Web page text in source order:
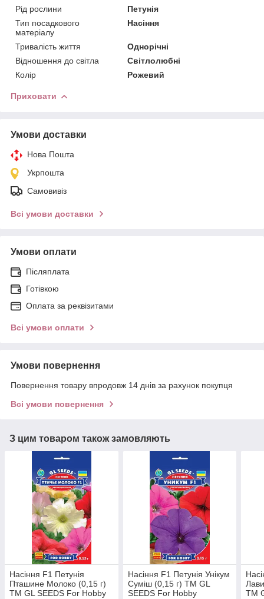
Рід рослини
Петунія
Тип посадкового
матеріалу
Насіння
Тривалість життя
Однорічні
Відношення до світла
Світлолюбні
Колір
Рожевий
Приховати
Умови доставки
Нова Пошта
Укрпошта
Самовивіз
Всі умови доставки
Умови оплати
Післяплата
Готівкою
Оплата за реквізитами
Всі умови оплати
Умови повернення
Повернення товару впродовж 14 днів за рахунок покупця
Всі умови повернення
З цим товаром також замовляють
Насіння F1 Петунія
Пташине Молоко (0,15 г)
ТМ GL SEEDS For Hobby
Насіння F1 Петунія Унікум
Суміш (0,15 г) ТМ GL
SEEDS For Hobby
ТМ